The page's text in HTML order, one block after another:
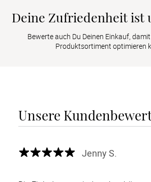
Deine Zufriedenheit ist
Bewerte auch Du Deinen Einkauf,
Produktsortiment optimieren
Unsere
Jenny S.